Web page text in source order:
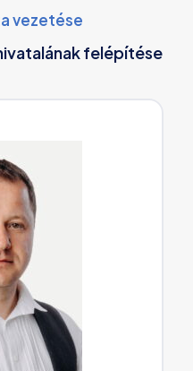
vezetése
felépítése